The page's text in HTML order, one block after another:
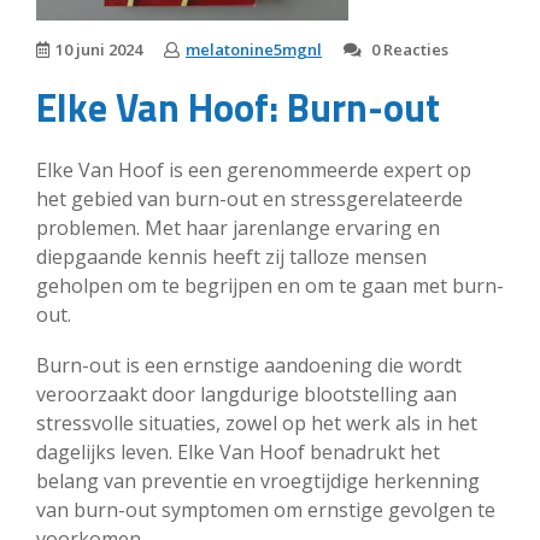
10 juni 2024 melatonine5mgnl 0 Reacties
Elke Van Hoof: Burn-out
Elke Van Hoof is een gerenommeerde expert op
het gebied van burn-out en stressgerelateerde
problemen. Met haar jarenlange ervaring en
diepgaande kennis heeft zij talloze mensen
geholpen om te begrijpen en om te gaan met burn-
out.
Burn-out is een ernstige aandoening die wordt
veroorzaakt door langdurige blootstelling aan
stressvolle situaties, zowel op het werk als in het
dagelijks leven. Elke Van Hoof benadrukt het
belang van preventie en vroegtijdige herkenning
van burn-out symptomen om ernstige gevolgen te